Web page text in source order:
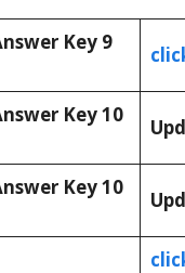
Key 9
Key 10
Key 10